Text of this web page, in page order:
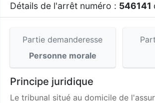
Détails de l'arrêt numéro : 546141
Partie demanderesse
Personne morale
Principe juridique
Le tribunal situé au domicile de